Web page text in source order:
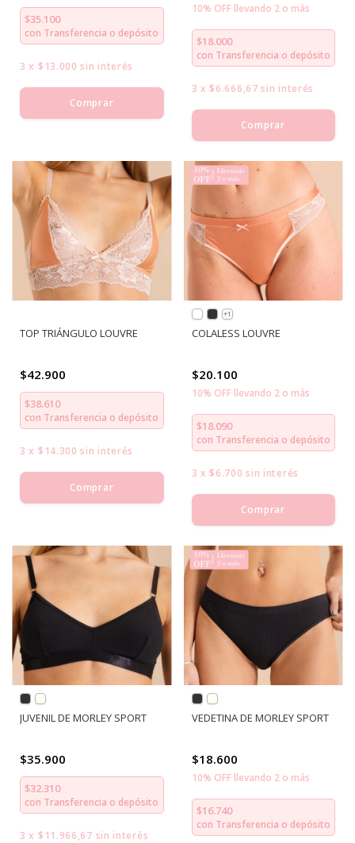
$35.100
con Transferencia o depósito
3 x $13.000 sin interés
Comprar
10% OFF llevando 2 o más
$18.000
con Transferencia o depósito
3 x$6.666,67 sin interés
Comprar
TOP TRIÁNGULO LOUVRE
$42.900
$38.610
con Transferencia o depósito
3 x $14.300 sin interés
Comprar
+1
COLALESS LOUVRE
$20.100
10% OFF llevando 2 o más
$18.090
con Transferencia o depósito
3 x$6.700 sin interés
Comprar
JUVENIL DE MORLEY SPORT
$35.900
$32.310
con Transferencia o depósito
3 x $11.966,67 sin interés
VEDETINA DE MORLEY SPORT
$18.600
10% OFF llevando 2 o más
$16.740
con Transferencia o depósito